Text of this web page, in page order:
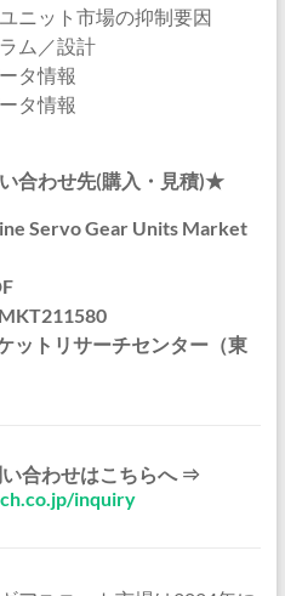
ニット市場の抑制要因
ム／設計
タ情報
タ情報
合わせ先(購入・見積)★
Servo Gear Units Market
ットリサーチセンター（東
合わせはこちらへ ⇒
inquiry